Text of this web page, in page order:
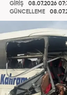
GİRİŞ
08.07.2026
GÜNCELLEME